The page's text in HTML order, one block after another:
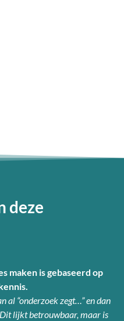
deze
maken is gebaseerd op
al “onderzoek zegt…” en dan
lijkt betrouwbaar, maar is